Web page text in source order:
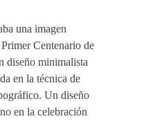
una imagen
Centenario de
diseño minimalista
en la técnica de
Un diseño
en la celebración